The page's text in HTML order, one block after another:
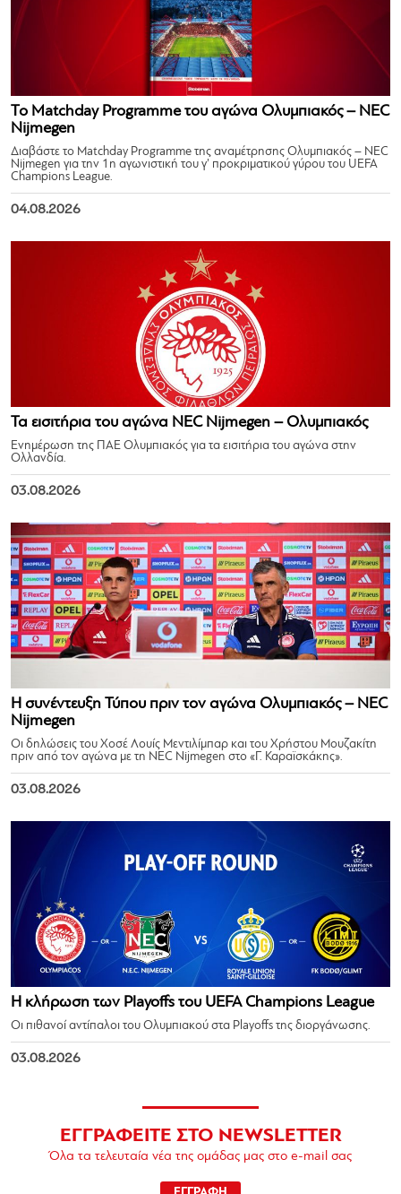
Το Matchday Programme του αγώνα Ολυμπιακός – NEC
Nijmegen
Διαβάστε το Matchday Programme της αναμέτρησης Ολυμπιακός – NEC
Nijmegen για την 1η αγωνιστική του γ’ προκριματικού γύρου του UEFA
Champions League.
04.08.2026
Τα εισιτήρια του αγώνα NEC Nijmegen – Ολυμπιακός
Ενημέρωση της ΠΑΕ Ολυμπιακός για τα εισιτήρια του αγώνα στην
Ολλανδία.
03.08.2026
Η συνέντευξη Τύπου πριν τον αγώνα Ολυμπιακός – NEC
Nijmegen
Οι δηλώσεις του Χοσέ Λουίς Μεντιλίμπαρ και του Χρήστου Μουζακίτη
πριν από τον αγώνα με τη NEC Nijmegen στο «Γ. Καραϊσκάκης».
03.08.2026
Η κλήρωση των Playoffs του UEFA Champions League
Οι πιθανοί αντίπαλοι του Ολυμπιακού στα Playoffs της διοργάνωσης.
03.08.2026
ΕΓΓΡΑΦΕΙΤΕ ΣΤΟ NEWSLETTER
Όλα τα τελευταία νέα της ομάδας μας στο e-mail σας